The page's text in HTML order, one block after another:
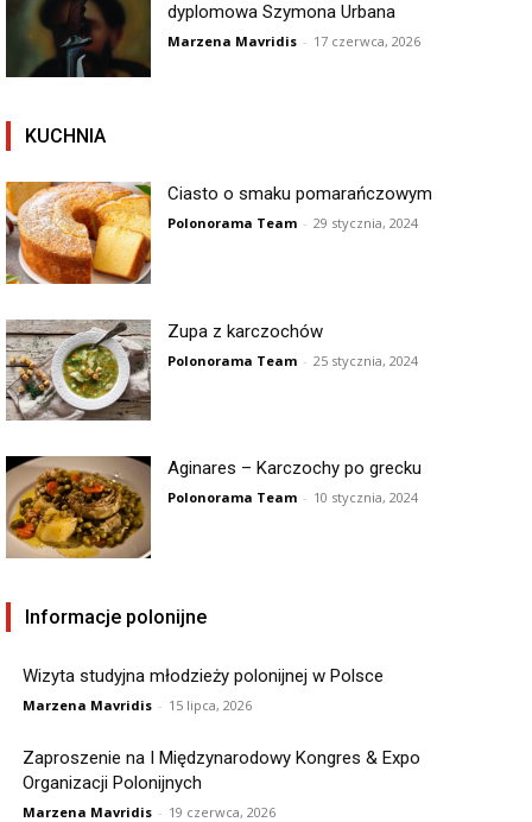
dyplomowa Szymona Urbana
Marzena Mavridis - 17 czerwca, 2026
KUCHNIA
Ciasto o smaku pomarańczowym
Polonorama Team - 29 stycznia, 2024
Zupa z karczochów
Polonorama Team - 25 stycznia, 2024
Aginares – Karczochy po grecku
Polonorama Team - 10 stycznia, 2024
Informacje polonijne
Wizyta studyjna młodzieży polonijnej w Polsce
Marzena Mavridis - 15 lipca, 2026
Zaproszenie na I Międzynarodowy Kongres & Expo
Organizacji Polonijnych
Marzena Mavridis - 19 czerwca, 2026